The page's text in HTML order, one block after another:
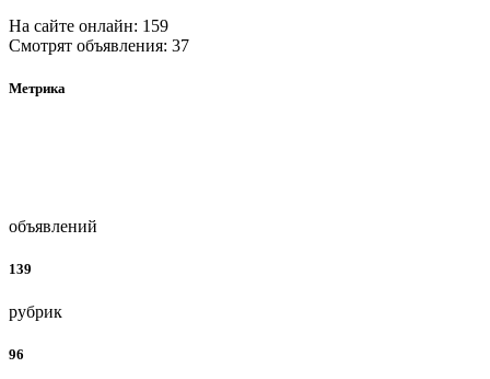
На сайте онлайн: 159
Смотрят объявления: 37
Метрика
объявлений
139
рубрик
96